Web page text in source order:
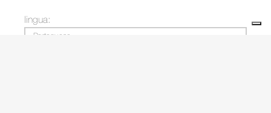
lingua:
Portoguese